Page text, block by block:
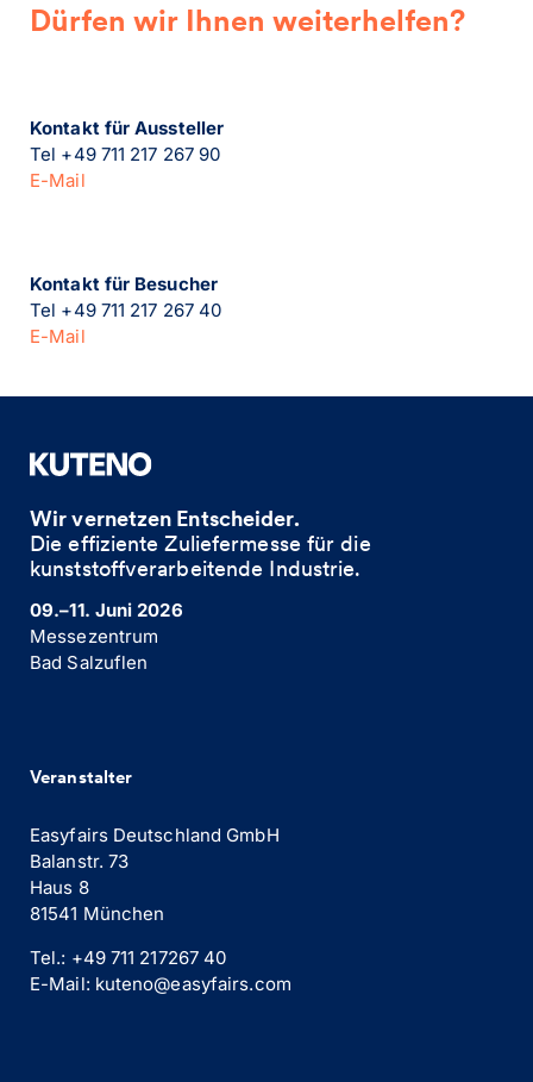
Dürfen wir Ihnen weiterhelfen?
Kontakt für Aussteller
Tel +49 711 217 267 90
E-Mail
Kontakt für Besucher
Tel +49 711 217 267 40
E-Mail
Wir vernetzen Entscheider.
Die effiziente Zuliefermesse für die
kunststoffverarbeitende Industrie. ​
09.–11. Juni 2026
Messezentrum
Bad Salzuflen
Veranstalter
Easyfairs Deutschland GmbH
Balanstr. 73
Haus 8
81541 München
Tel.: +49 711 217267 40
E-Mail: kuteno@easyfairs.com